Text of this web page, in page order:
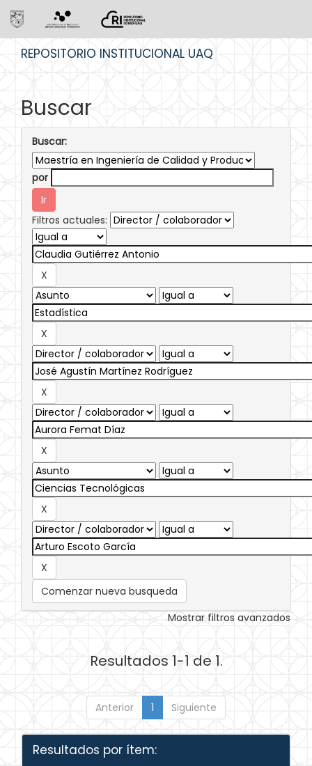
REPOSITORIO INSTITUCIONAL UAQ
Buscar
Buscar:
por
Filtros actuales:
Comenzar nueva busqueda
Mostrar filtros avanzados
Resultados 1-1 de 1.
Anterior 1 Siguiente
Resultados por ítem: